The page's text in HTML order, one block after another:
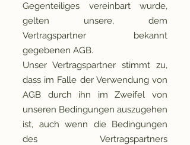
Gegenteiliges vereinbart wurde,
gelten unsere, dem
Vertragspartner bekannt
gegebenen AGB.
Unser Vertragspartner stimmt zu,
dass im Falle der Verwendung von
AGB durch ihn im Zweifel von
unseren Bedingungen auszugehen
ist, auch wenn die Bedingungen
des Vertragspartners